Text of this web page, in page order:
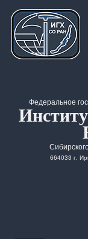
Федеральное
664033 г.